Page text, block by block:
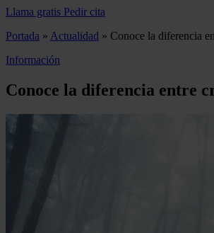
Llama gratis Pedir cita
Portada » Actualidad » Conoce la diferencia
Información
Conoce la diferencia entre